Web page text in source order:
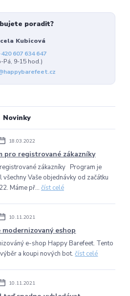
poradit?
Kubicová
607 634 647
Pá, 9-15 hod.)
Novinky
18.03.2022
pro registrované zákazníky
zákazníky Program je
Vaše objednávky od začátku
Máme př... číst celé
10.11.2021
eshop
e-shop Happy Barefeet. Tento
a koupi nových bot.číst celé
10.11.2021